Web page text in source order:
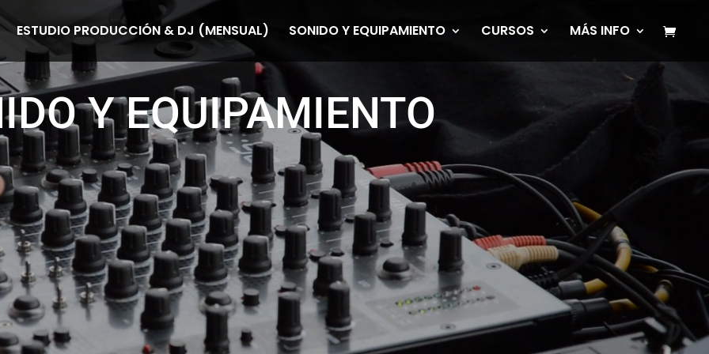
ESTUDIO PRODUCCIÓN & DJ (MENSUAL) SONIDO Y EQUIPAMIENTO CURSOS MÁS INFO
Y EQUIPAMIENTO